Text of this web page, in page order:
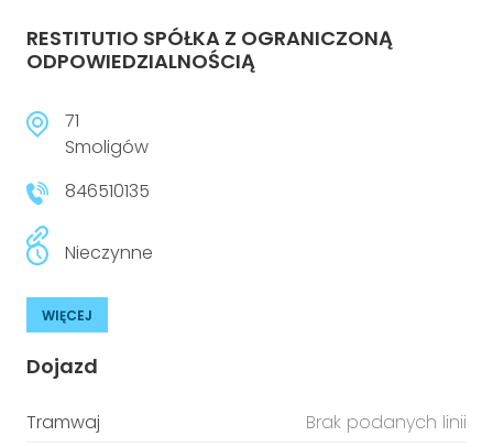
RESTITUTIO SPÓŁKA Z OGRANICZONĄ
ODPOWIEDZIALNOŚCIĄ
71
Smoligów
846510135
Nieczynne
WIĘCEJ
Dojazd
Tramwaj
Brak podanych linii